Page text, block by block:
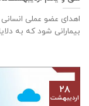
اهدای عضو عملی
بیمارانی شود که به
۲۸
اردیبهشت